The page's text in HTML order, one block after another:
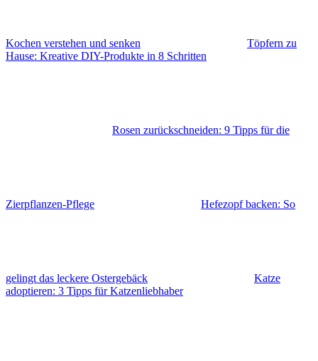
Kochen verstehen und senken
Töpfern zu
Hause: Kreative DIY-Produkte in 8 Schritten
Rosen zurückschneiden: 9 Tipps für die
Zierpflanzen-Pflege Hefezopf backen: So
gelingt das leckere Ostergebäck
Katze
adoptieren: 3 Tipps für Katzenliebhaber